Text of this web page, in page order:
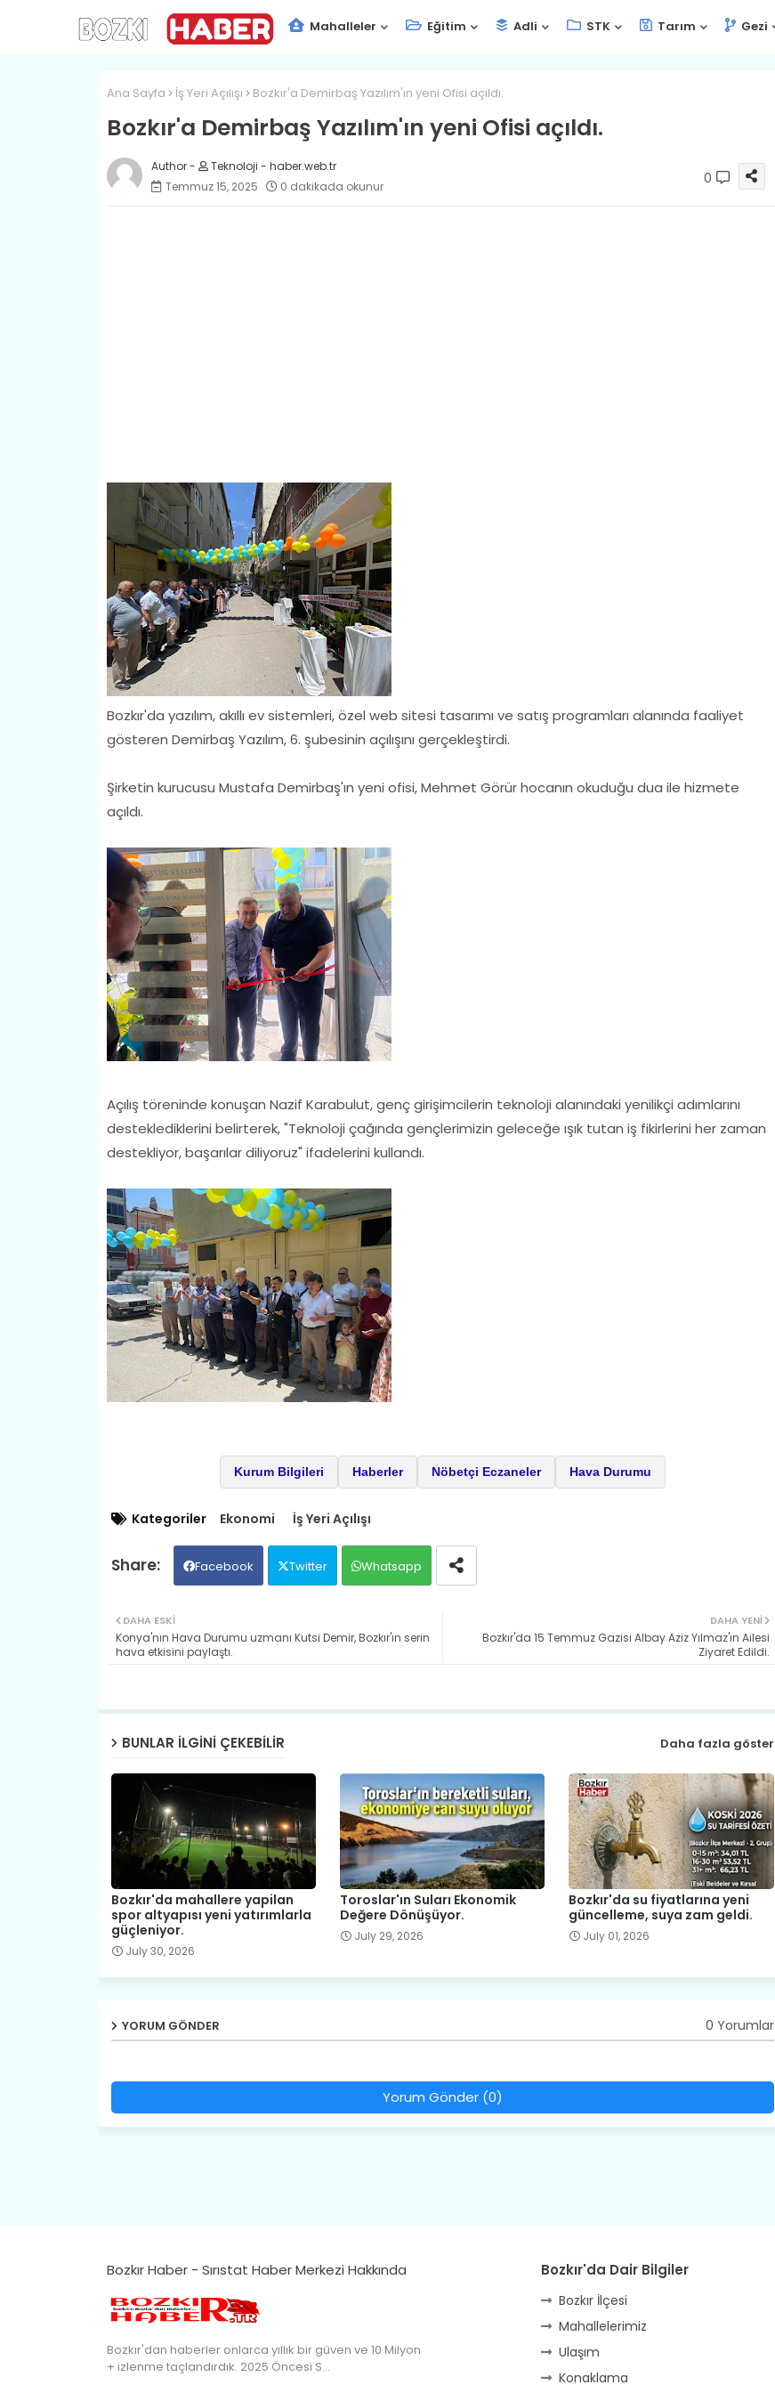
Mahalleler Eğitim Adli STK Tarım Gezi
Ana Sayfa İş Yeri Açılışı Bozkır'a Demirbaş Yazılım'ın yeni Ofisi açıldı.
Bozkır'a Demirbaş Yazılım'ın yeni Ofisi açıldı.
Teknoloji - haber.web.tr
Temmuz 15, 2025
0 dakikada okunur 0
Bozkır'da yazılım, akıllı ev sistemleri, özel web sitesi tasarımı ve satış programları alanında faaliyet
gösteren Demirbaş Yazılım, 6. şubesinin açılışını gerçekleştirdi.
Şirketin kurucusu Mustafa Demirbaş'ın yeni ofisi, Mehmet Görür hocanın okuduğu dua ile hizmete
açıldı.
Açılış töreninde konuşan Nazif Karabulut, genç girişimcilerin teknoloji alanındaki yenilikçi adımlarını
desteklediklerini belirterek, "Teknoloji çağında gençlerimizin geleceğe ışık tutan iş fikirlerini her zaman
destekliyor, başarılar diliyoruz" ifadelerini kullandı.
Kurum Bilgileri Haberler Nöbetçi Eczaneler Hava Durumu
Kategoriler Ekonomi İş Yeri Açılışı
Facebook Twitter Whatsapp
DAHA YENI
Bozkır'da 15 Temmuz Gazisi Albay Aziz Yılmaz'ın Ailesi
Ziyaret Edildi.
DAHA ESKI
Konya'nın Hava Durumu uzmanı Kutsi Demir, Bozkır'ın serin
hava etkisini paylaştı.
BUNLAR ILGINI ÇEKEBILIR Daha fazla göster
Bozkır'da mahallere yapilan
spor altyapısı yeni yatırımlarla
güçleniyor.
July 30, 2026
Toroslar'ın Suları Ekonomik
Değere Dönüşüyor.
July 29, 2026
Bozkır'da su fiyatlarına yeni
güncelleme, suya zam geldi.
July 01, 2026
YORUM GÖNDER 0 Yorumlar
Yorum Gönder (0)
Bozkır Haber - Sırıstat Haber Merkezi Hakkında
Bozkır'dan haberler onlarca yıllık bir güven ve 10 Milyon
+ izlenme taçlandırdık. 2025 Öncesi S…
Bozkır'da Dair Bilgiler
Bozkır İlçesi
Mahallelerimiz
Ulaşım
Konaklama